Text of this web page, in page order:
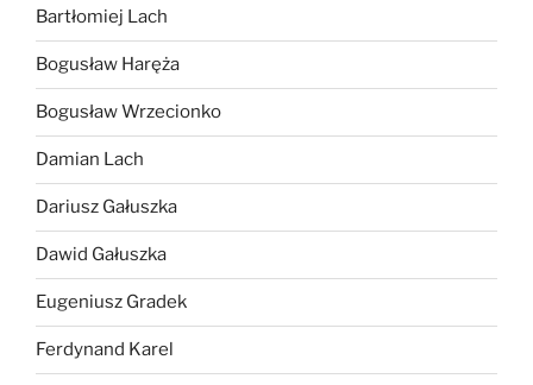
Bartłomiej Lach
Bogusław Haręża
Bogusław Wrzecionko
Damian Lach
Dariusz Gałuszka
Dawid Gałuszka
Eugeniusz Gradek
Ferdynand Karel